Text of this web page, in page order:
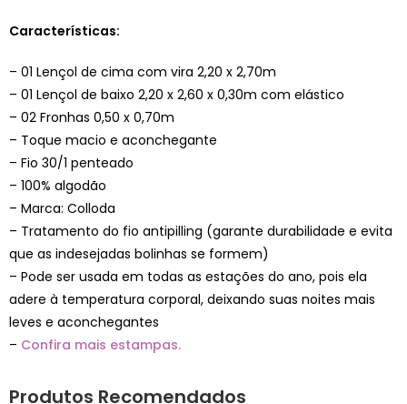
Características:
– 01 Lençol de cima com vira 2,20 x 2,70m
– 01 Lençol de baixo 2,20 x 2,60 x 0,30m com elástico
– 02 Fronhas 0,50 x 0,70m
– Toque macio e aconchegante
– Fio 30/1 penteado
– 100% algodão
– Marca: Colloda
– Tratamento do fio antipilling (garante durabilidade e evita
que as indesejadas bolinhas se formem)
– Pode ser usada em todas as estações do ano, pois ela
adere à temperatura corporal, deixando suas noites mais
leves e aconchegantes
– Confira mais estampas.
Produtos Recomendados